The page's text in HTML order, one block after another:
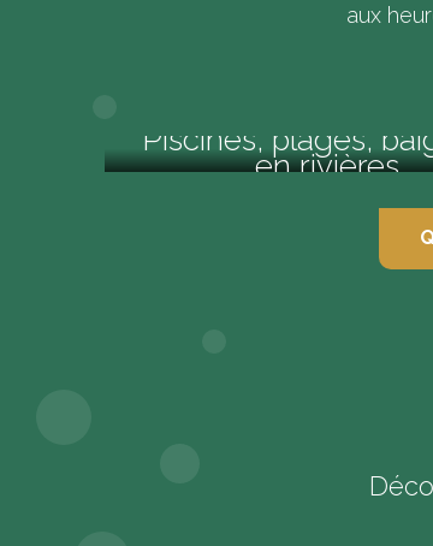
aux
Piscines, plages,
en rivières